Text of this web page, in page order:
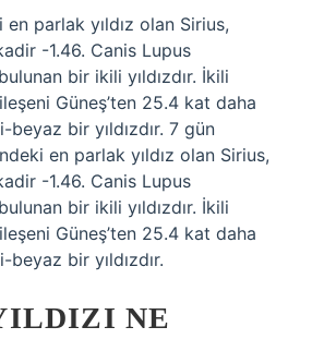
parlak yıldız olan Sirius,
-1.46. Canis Lupus
bir ikili yıldızdır. İkili
Güneş’ten 25.4 kat daha
bir yıldızdır. 7 gün
en parlak yıldız olan Sirius,
-1.46. Canis Lupus
bir ikili yıldızdır. İkili
Güneş’ten 25.4 kat daha
bir yıldızdır.
NE